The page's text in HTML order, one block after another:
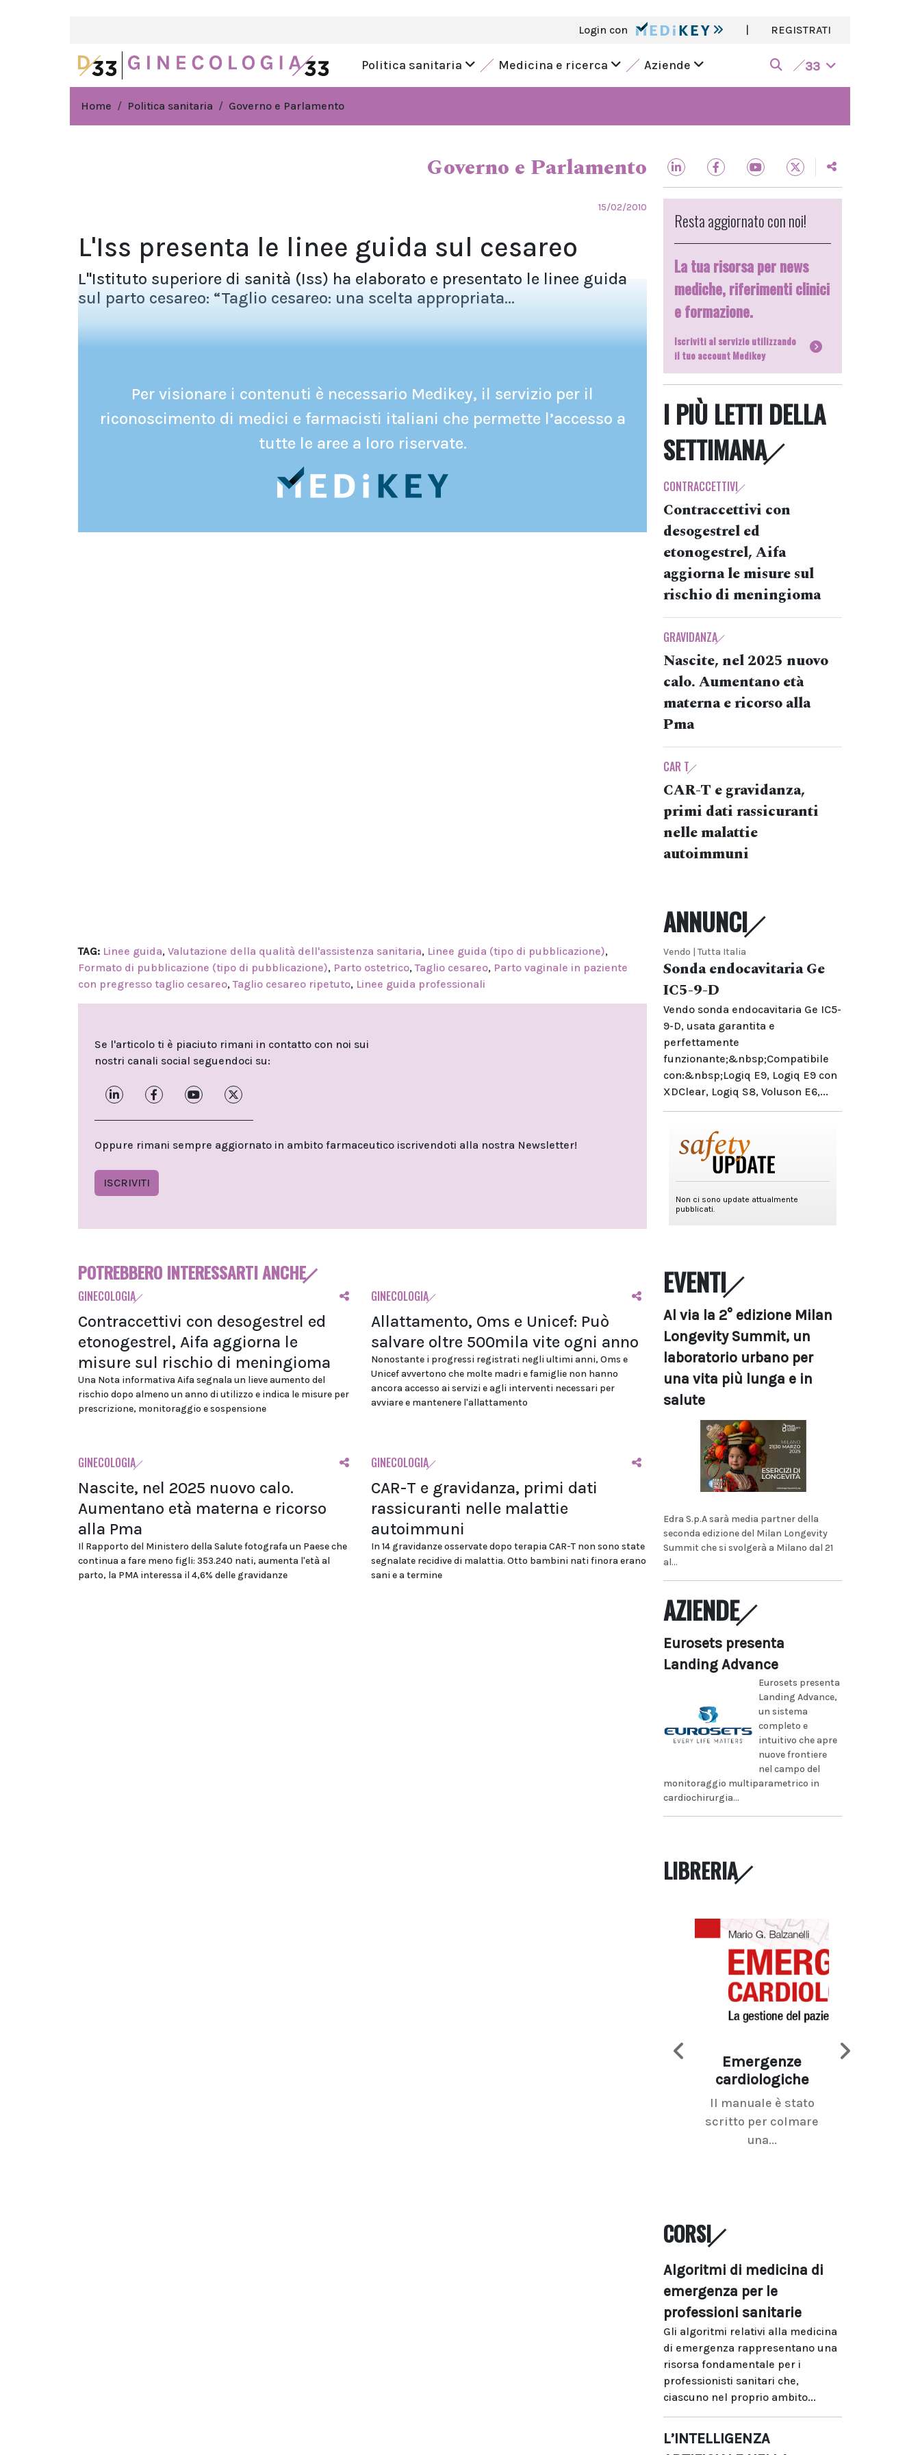
Login con | REGISTRATI
Politica sanitaria Medicina e ricerca Aziende 33
Home Politica sanitaria Governo e Parlamento
Governo e Parlamento
15/02/2010
L'Iss presenta le linee guida sul cesareo
L''Istituto superiore di sanità (Iss) ha elaborato e presentato le linee guida
sul parto cesareo: “Taglio cesareo: una scelta appropriata...
Per visionare i contenuti è necessario Medikey, il servizio per il
riconoscimento di medici e farmacisti italiani che permette l’accesso a
tutte le aree a loro riservate.
TAG: Linee guida, Valutazione della qualità dell'assistenza sanitaria, Linee guida (tipo di pubblicazione),
Formato di pubblicazione (tipo di pubblicazione), Parto ostetrico,Taglio cesareo, Parto vaginale in paziente
con pregresso taglio cesareo,Taglio cesareo ripetuto, Linee guida professionali
Se l'articolo ti è piaciuto rimani in contatto con noi sui
nostri canali social seguendoci su:
Oppure rimani sempre aggiornato in ambito farmaceutico iscrivendoti alla nostra Newsletter!
ISCRIVITI
POTREBBERO INTERESSARTI ANCHE
GINECOLOGIA
Contraccettivi con desogestrel ed
etonogestrel, Aifa aggiorna le
misure sul rischio di meningioma
Una Nota informativa Aifa segnala un lieve aumento del
rischio dopo almeno un anno di utilizzo e indica le misure per
prescrizione, monitoraggio e sospensione
GINECOLOGIA
Allattamento, Oms e Unicef: Può
salvare oltre 500mila vite ogni anno
Nonostante i progressi registrati negli ultimi anni, Oms e
Unicef avvertono che molte madri e famiglie non hanno
ancora accesso ai servizi e agli interventi necessari per
avviare e mantenere l'allattamento
GINECOLOGIA
Nascite, nel 2025 nuovo calo.
Aumentano età materna e ricorso
alla Pma
Il Rapporto del Ministero della Salute fotografa un Paese che
continua a fare meno figli: 353.240 nati, aumenta l'età al
parto, la PMA interessa il 4,6% delle gravidanze
GINECOLOGIA
CAR-T e gravidanza, primi dati
rassicuranti nelle malattie
autoimmuni
In 14 gravidanze osservate dopo terapia CAR-T non sono state
segnalate recidive di malattia. Otto bambini nati finora erano
sani e a termine
Resta aggiornato con noi!
La tua risorsa per news
mediche, riferimenti clinici
e formazione.
Iscriviti al servizio utilizzando
il tuo account Medikey
I PIÙ LETTI DELLA
SETTIMANA
CONTRACCETTIVI
Contraccettivi con
desogestrel ed
etonogestrel, Aifa
aggiorna le misure sul
rischio di meningioma
GRAVIDANZA
Nascite, nel 2025 nuovo
calo. Aumentano età
materna e ricorso alla
Pma
CAR T
CAR-T e gravidanza,
primi dati rassicuranti
nelle malattie
autoimmuni
ANNUNCI
Vendo | Tutta Italia
Sonda endocavitaria Ge
IC5-9-D
Vendo sonda endocavitaria Ge IC5-
9-D, usata garantita e
perfettamente
funzionante;&nbsp;Compatibile
con:&nbsp;Logiq E9, Logiq E9 con
XDClear, Logiq S8, Voluson E6,...
EVENTI
Al via la 2° edizione Milan
Longevity Summit, un
laboratorio urbano per
una vita più lunga e in
salute
Edra S.p.A sarà media partner della
seconda edizione del Milan Longevity
Summit che si svolgerà a Milano dal 21
al...
AZIENDE
Eurosets presenta
Landing Advance
Eurosets presenta
Landing Advance,
un sistema
completo e
intuitivo che apre
nuove frontiere
nel campo del
monitoraggio multiparametrico in
cardiochirurgia...
LIBRERIA
Emergenze
cardiologiche
Il manuale è stato
scritto per colmare
una...
CORSI
Algoritmi di medicina di
emergenza per le
professioni sanitarie
Gli algoritmi relativi alla medicina
di emergenza rappresentano una
risorsa fondamentale per i
professionisti sanitari che,
ciascuno nel proprio ambito...
L’INTELLIGENZA